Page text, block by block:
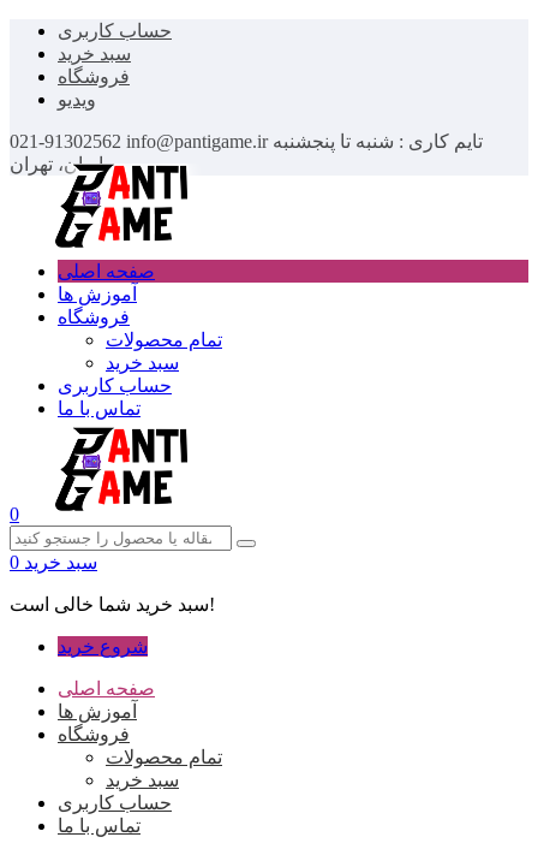
حساب کاربری
سبد خرید
فروشگاه
ویدیو
021-91302562 info@pantigame.ir تایم کاری : شنبه تا پنجشنبه
ایران، تهران
صفحه اصلی
آموزش ها
فروشگاه
تمام محصولات
سبد خرید
حساب کاربری
تماس با ما
0
سبد خرید 0
سبد خرید شما خالی است!
شروع خرید
صفحه اصلی
آموزش ها
فروشگاه
تمام محصولات
سبد خرید
حساب کاربری
تماس با ما